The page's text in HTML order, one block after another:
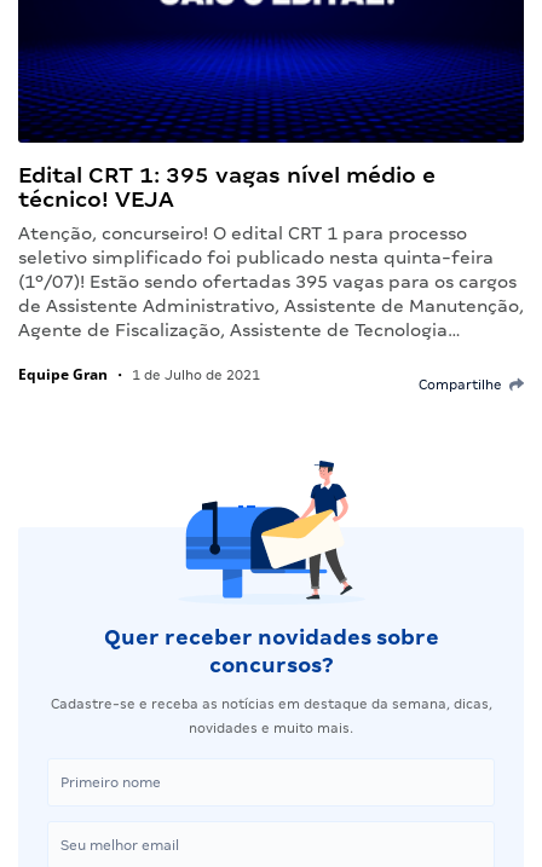
Edital CRT 1: 395 vagas nível médio e
técnico! VEJA
Atenção, concurseiro! O edital CRT 1 para processo
seletivo simplificado foi publicado nesta quinta-feira
(1º/07)! Estão sendo ofertadas 395 vagas para os cargos
de Assistente Administrativo, Assistente de Manutenção,
Agente de Fiscalização, Assistente de Tecnologia…
Equipe Gran • 1 de Julho de 2021
Compartilhe
Quer receber novidades sobre
concursos?
Cadastre-se e receba as notícias em destaque da semana, dicas,
novidades e muito mais.